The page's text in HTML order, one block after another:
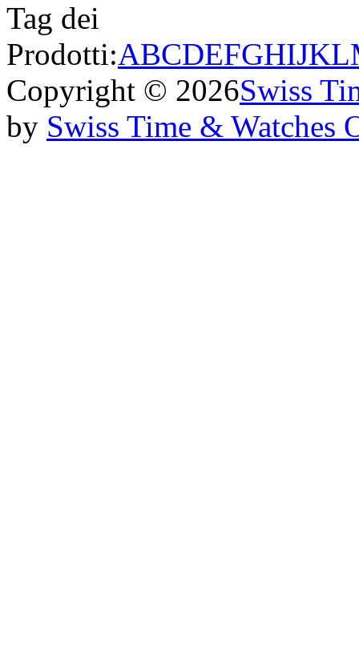
Tag dei
Prodotti:ABCDEFGHIJKL
Copyright © 2026Swiss
by Swiss Time & Watches